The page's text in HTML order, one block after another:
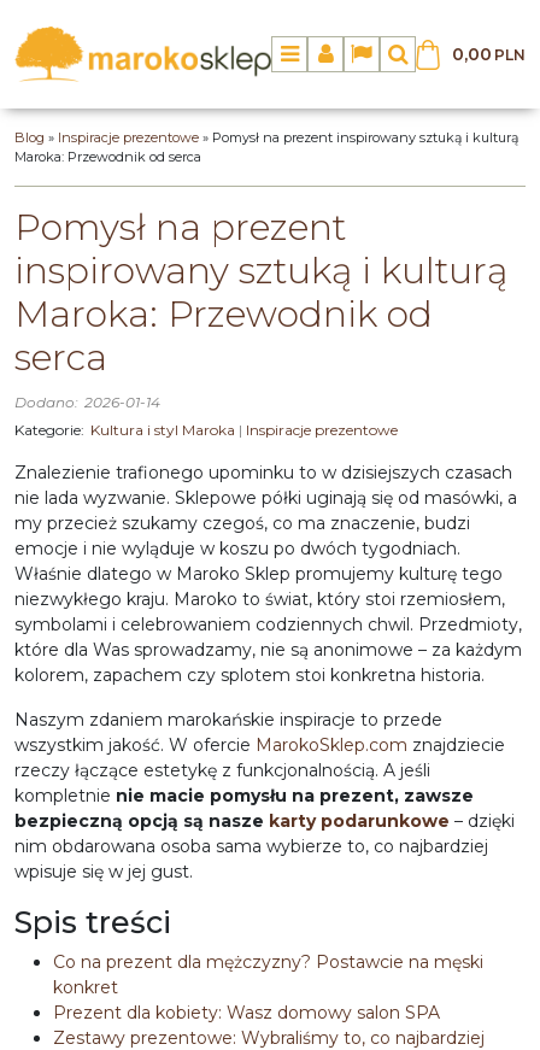
MenuPanelLangSzukaj
0,00 PLN
Blog » Inspiracje prezentowe » Pomysł na prezent inspirowany sztuką i kulturą
Maroka: Przewodnik od serca
Pomysł na prezent
inspirowany sztuką i kulturą
Maroka: Przewodnik od
serca
Dodano: 2026-01-14
Kategorie: Kultura i styl Maroka | Inspiracje prezentowe
Znalezienie trafionego upominku to w dzisiejszych czasach
nie lada wyzwanie. Sklepowe półki uginają się od masówki, a
my przecież szukamy czegoś, co ma znaczenie, budzi
emocje i nie wyląduje w koszu po dwóch tygodniach.
Właśnie dlatego w Maroko Sklep promujemy kulturę tego
niezwykłego kraju. Maroko to świat, który stoi rzemiosłem,
symbolami i celebrowaniem codziennych chwil. Przedmioty,
które dla Was sprowadzamy, nie są anonimowe – za każdym
kolorem, zapachem czy splotem stoi konkretna historia.
Naszym zdaniem marokańskie inspiracje to przede
wszystkim jakość. W ofercie MarokoSklep.com znajdziecie
rzeczy łączące estetykę z funkcjonalnością. A jeśli
kompletnie nie macie pomysłu na prezent, zawsze
bezpieczną opcją są nasze karty podarunkowe – dzięki
nim obdarowana osoba sama wybierze to, co najbardziej
wpisuje się w jej gust.
Spis treści
Co na prezent dla mężczyzny? Postawcie na męski
konkret
Prezent dla kobiety: Wasz domowy salon SPA
Zestawy prezentowe: Wybraliśmy to, co najbardziej